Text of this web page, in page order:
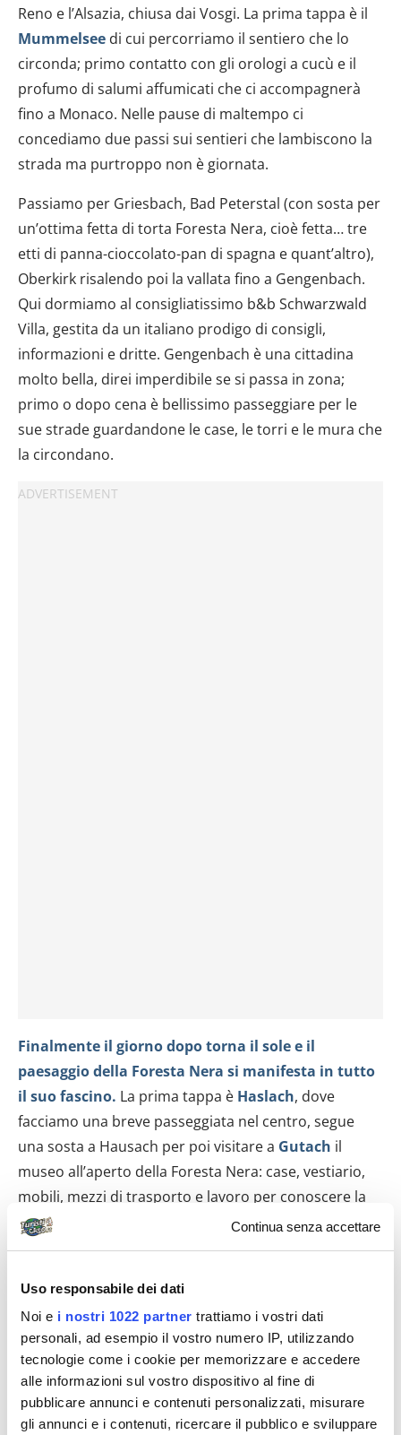
Continua senza accettare
Uso responsabile dei dati
Noi e i nostri 1022 partner trattiamo i vostri dati
personali, ad esempio il vostro numero IP, utilizzando
tecnologie come i cookie per memorizzare e accedere
alle informazioni sul vostro dispositivo al fine di
pubblicare annunci e contenuti personalizzati, misurare
gli annunci e i contenuti, ricercare il pubblico e sviluppare
Reno e l’Alsazia, chiusa dai Vosgi. La prima tappa è il
Mummelsee di cui percorriamo il sentiero che lo
circonda; primo contatto con gli orologi a cucù e il
profumo di salumi affumicati che ci accompagnerà
fino a Monaco. Nelle pause di maltempo ci
concediamo due passi sui sentieri che lambiscono la
strada ma purtroppo non è giornata.
Passiamo per Griesbach, Bad Peterstal (con sosta per
un’ottima fetta di torta Foresta Nera, cioè fetta… tre
etti di panna-cioccolato-pan di spagna e quant’altro),
Oberkirk risalendo poi la vallata fino a Gengenbach.
Qui dormiamo al consigliatissimo b&b Schwarzwald
Villa, gestita da un italiano prodigo di consigli,
informazioni e dritte. Gengenbach è una cittadina
molto bella, direi imperdibile se si passa in zona;
primo o dopo cena è bellissimo passeggiare per le
sue strade guardandone le case, le torri e le mura che
la circondano.
Finalmente il giorno dopo torna il sole e il
paesaggio della Foresta Nera si manifesta in tutto
il suo fascino. La prima tappa è Haslach, dove
facciamo una breve passeggiata nel centro, segue
una sosta a Hausach per poi visitare a Gutach il
museo all’aperto della Foresta Nera: case, vestiario,
mobili, mezzi di trasporto e lavoro per conoscere la
vita nel corso dei secoli. Un capretto di soli 20 gg. è
comunque l’attrazione del museo, con i suoi giochi e i
ore lasciamo Gutach e riprendiamo la strada verso
Tribergper vedere lecascate. In realtà l’attrattiva
sono gliorologi a cucùdi ogni foggia e prezzo (anche
oltre i 20.000 €…) che fanno bella mostra di sé in
alcuni negozi lungo la strada. In circa 30 minuti
facciamo il sentiero che corre lungo i vari balzi della